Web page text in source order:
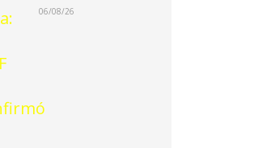
06/08/26